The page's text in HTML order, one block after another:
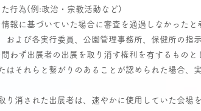
行為(例:政治・宗教活動など)
報に基づいていた場合に審査を通過しなかったと
および各実行委員、公園管理事務所、保健所の指
わず出展者の出展を取り消す権利を有するものと
はそれらと繋がりのあることが認められた場合、
り消された出展者は、速やかに使用していた会場